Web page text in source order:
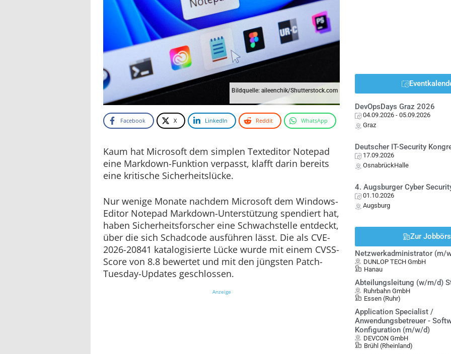
Bildquelle: aileenchik/Shutterstock.com
Facebook X LinkedIn Reddit WhatsApp
Kaum hat Microsoft dem simplen Texteditor Notepad
eine Markdown-Funktion verpasst, klafft darin bereits
eine kritische Sicherheitslücke.
Nur wenige Monate nachdem Microsoft dem Windows-
Editor Notepad Markdown-Unterstützung spendiert hat,
haben Sicherheitsforscher eine Schwachstelle entdeckt,
über die sich Schadcode ausführen lässt. Die als CVE-
2026-20841 katalogisierte Lücke wurde mit einem CVSS-
Score von 8.8 bewertet und mit den jüngsten Patch-
Tuesday-Updates geschlossen.
Anzeige
DevOpsDays Graz 2026
04.09.2026 - 05.09.2026
Graz
Deutscher IT-Security
17.09.2026
OsnabrückHalle
4. Augsburger Cyber
01.10.2026
Augsburg
Zur
Netzwerkadministrator (m/
DUNLOP TECH GmbH
Hanau
Abteilungsleitung (w/m/d)
Ruhrbahn GmbH
Essen (Ruhr)
Application Specialist /
Anwendungsbetreuer -
Konfiguration (m/w/d)
DEVCON GmbH
Brühl (Rheinland)